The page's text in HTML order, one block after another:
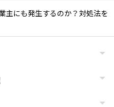
主にも発生するのか？対処法を